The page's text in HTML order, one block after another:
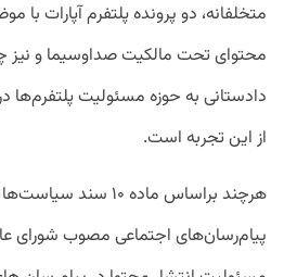
متخلفانه، دو پرونده پلتفرم آپارات با
محتوای تحت مالکیت صداوسیما و نیز
دادستانی به حوزه مسئولیت
از این تجربه است.
هرچند براساس ماده ۱۰